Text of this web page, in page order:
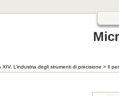
XIV. L’industria degli strumenti di precisione > Il